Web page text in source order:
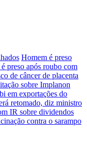
Homem é preso
preso após roubo com
de câncer de placenta
sobre Implanon
em exportações do
retomado, diz ministro
IR sobre dividendos
contra o sarampo